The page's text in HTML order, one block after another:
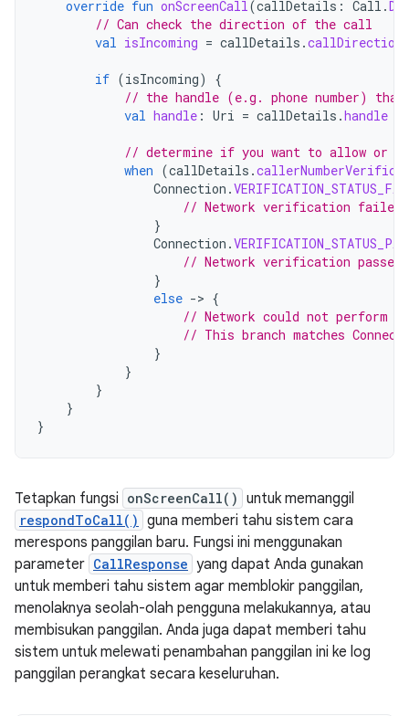
override fun onScreenCall(callDetails : Call .
// Can check the direction of the call
val isIncoming = callDetails .callDirection
if (isIncoming)
{
// the handle (e.g. phone number)
val handle : Uri = callDetails .handle
// determine if you want to allow or
when (callDetails .
Connection .
// Network verification
}
Connection .
// Network verification
}
else -> {
// Network could not perform
// This branch matches
}
}
}
}
}
Tetapkan fungsi onScreenCall() untuk memanggil
respondToCall() guna memberi tahu sistem cara
merespons panggilan baru. Fungsi ini menggunakan
parameter CallResponse yang dapat Anda gunakan
untuk memberi tahu sistem agar memblokir panggilan,
menolaknya seolah-olah pengguna melakukannya, atau
membisukan panggilan. Anda juga dapat memberi tahu
sistem untuk melewati penambahan panggilan ini ke log
panggilan perangkat secara keseluruhan.